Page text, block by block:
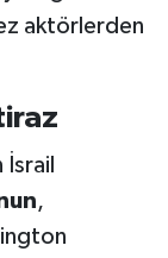
aktörlerden
İsrail
,